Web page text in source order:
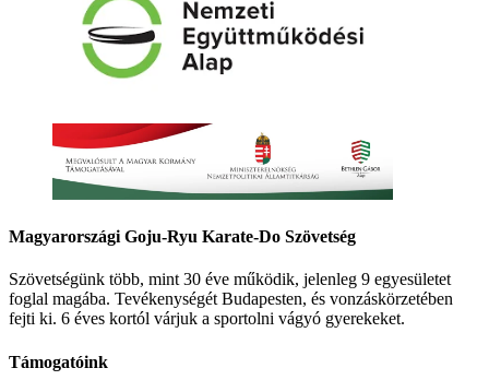
Magyarországi Goju-Ryu Karate-Do Szövetség
Szövetségünk több, mint 30 éve működik, jelenleg 9 egyesületet
foglal magába. Tevékenységét Budapesten, és vonzáskörzetében
fejti ki. 6 éves kortól várjuk a sportolni vágyó gyerekeket.
Támogatóink